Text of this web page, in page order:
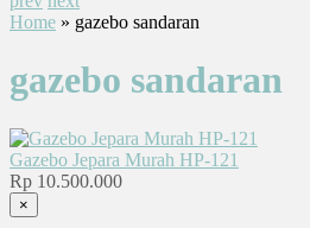
Home » gazebo sandaran
gazebo sandaran
Gazebo Jepara Murah HP-121
Rp 10.500.000
×